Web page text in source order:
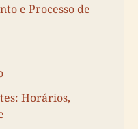
e Processo de
Horários,